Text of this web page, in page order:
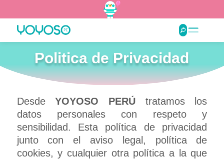
Politica de Privacidad
DesdeYOYOSO PERÚ tratamos los
datos personales con respeto y
sensibilidad. Esta política de privacidad
junto con el aviso legal, política de
cookies, y cualquier otra política a la que